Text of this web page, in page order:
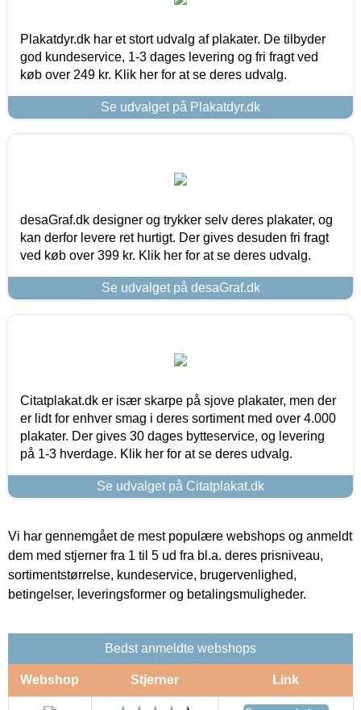
Plakatdyr.dk har et stort udvalg af plakater. De tilbyder
god kundeservice, 1-3 dages levering og fri fragt ved
køb over 249 kr. Klik her for at se deres udvalg.
Se udvalget på Plakatdyr.dk
desaGraf.dk designer og trykker selv deres plakater, og
kan derfor levere ret hurtigt. Der gives desuden fri fragt
ved køb over 399 kr. Klik her for at se deres udvalg.
Se udvalget på desaGraf.dk
Citatplakat.dk er især skarpe på sjove plakater, men der
er lidt for enhver smag i deres sortiment med over 4.000
plakater. Der gives 30 dages bytteservice, og levering
på 1-3 hverdage. Klik her for at se deres udvalg.
Se udvalget på Citatplakat.dk
Vi har gennemgået de mest populære webshops og anmeldt
dem med stjerner fra 1 til 5 ud fra bl.a. deres prisniveau,
sortimentstørrelse, kundeservice, brugervenlighed,
betingelser, leveringsformer og betalingsmuligheder.
Bedst anmeldte webshops
Webshop Stjerner Link